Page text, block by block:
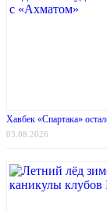
Хавбек «Спартака»
03.08.2026